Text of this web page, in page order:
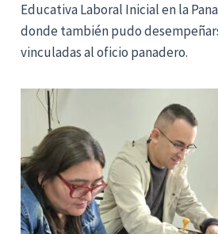
Educativa Laboral Inicial en la
donde también pudo
vinculadas al oficio panadero.